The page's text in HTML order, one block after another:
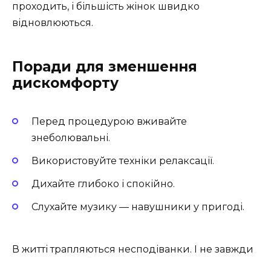
проходить, і більшість жінок швидко
відновлюються.
Поради для зменшення
дискомфорту
Перед процедурою вживайте
знеболювальні.
Використовуйте техніки релаксації.
Дихайте глибоко і спокійно.
Слухайте музику — навушники у пригоді.
В житті трапляються несподіванки. І не завжди